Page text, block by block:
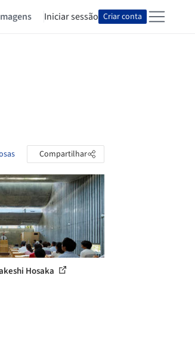
Iniciar sessão Criar conta
Compartilhar
Hosaka